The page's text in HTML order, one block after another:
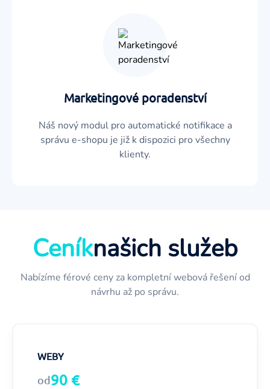
Marketingové poradenství
Náš nový modul pro automatické notifikace a
správu e-shopu je již k dispozici pro všechny
klienty.
Ceníknašich služeb
Nabízíme férové ceny za kompletní webová řešení od
návrhu až po správu.
WEBY
od90 €